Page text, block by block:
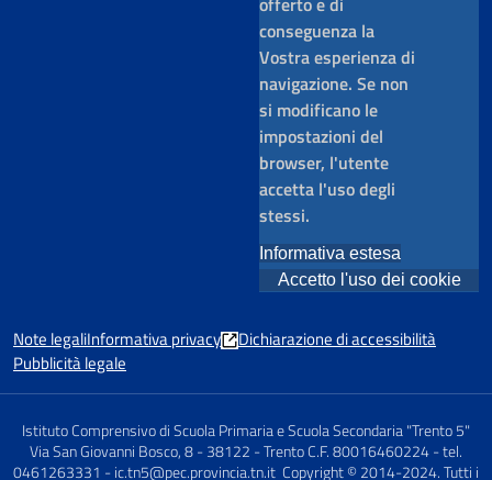
conseguenza la
Vostra esperienza di
navigazione. Se non
si modificano le
impostazioni del
browser, l'utente
accetta l'uso degli
stessi.
Informativa estesa
Accetto l'uso dei cookie
Note legaliInformativa privacy
Dichiarazione di accessibilità
Pubblicità legale
Istituto Comprensivo di Scuola Primaria e Scuola Secondaria "Trento 5"
Via San Giovanni Bosco, 8 - 38122 - Trento C.F. 80016460224 - tel.
0461263331 - ic.tn5@pec.provincia.tn.it Copyright © 2014-2024. Tutti i